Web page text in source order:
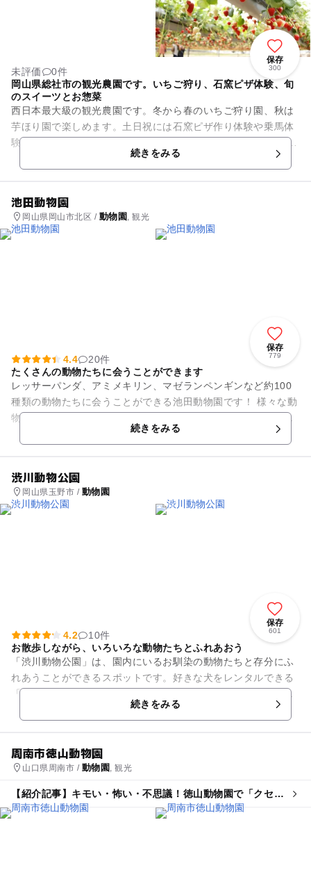
保存
300
未評価
0件
岡山県総社市の観光農園です。いちご狩り、石窯ピザ体験、旬
のスイーツとお惣菜
西日本最大級の観光農園です。冬から春のいちご狩り園、秋は
芋ほり園で楽しめます。土日祝には石窯ピザ作り体験や乗馬体
験もございます。 岡山県内各地からの直送産品が並ぶ、農産物
続きをみる
池田動物園
岡山県岡山市北区 / 動物園 , 観光
保存
779
4.4
20件
たくさんの動物たちに会うことができます
レッサーパンダ、アミメキリン、マゼランペンギンなど約100
種類の動物たちに会うことができる池田動物園です！ 様々な動
物たちを見近に見るだけでなく、ふれあい広場ではヒヨコやウ
続きをみる
渋川動物公園
岡山県玉野市 / 動物園
保存
601
4.2
10件
お散歩しながら、いろいろな動物たちとふれあおう
「渋川動物公園」は、園内にいるお馴染の動物たちと存分にふ
れあうことができるスポットです。好きな犬をレンタルできる
「一日ペット」も家族連れに大好評。緑いっぱいの園内で、ペ
ットとのふれあいを体験する...続きをみる
周南市徳山動物園
山口県周南市 / 動物園 , 観光
【紹介記事】キモい・怖い・不思議！徳山動物園で「クセが
すごいいきもの展」が開幕